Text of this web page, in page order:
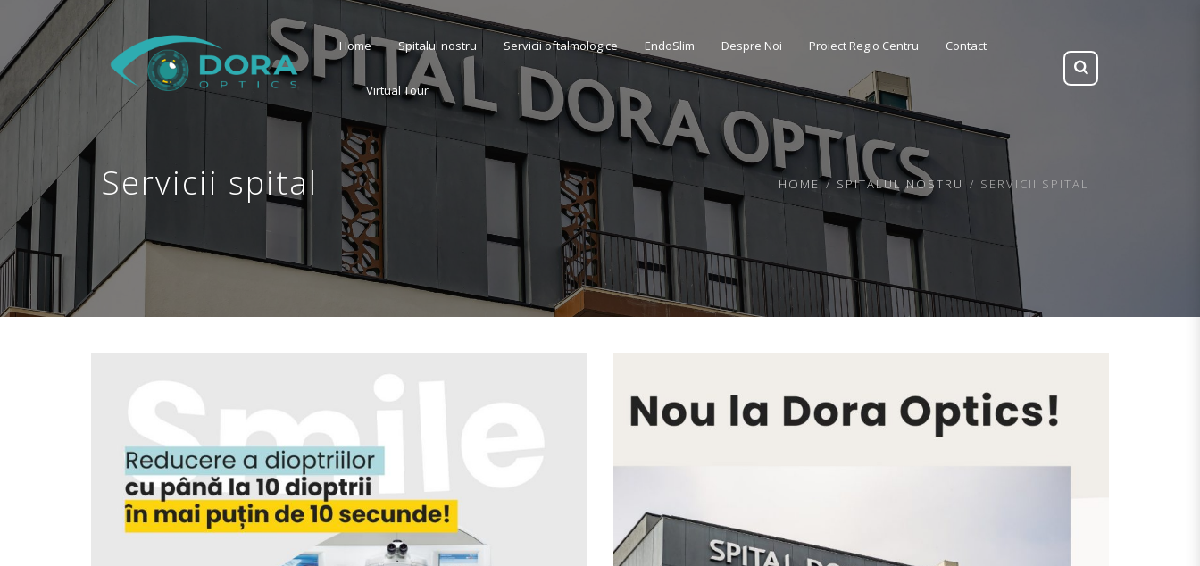
Home Spitalul nostru Servicii oftalmologice EndoSlim Despre Noi Proiect Regio Centru Contact
Virtual Tour
Servicii spital HOME SPITALUL NOSTRU SERVICII SPITAL